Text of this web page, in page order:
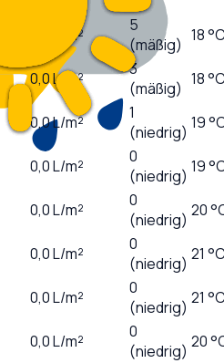
L/m²
5
(mäßig) 18
0,0L/m²
3
(mäßig) 18
0,0L/m²
1
(niedrig) 19
0,0L/m²
0
(niedrig) 19
0,0L/m²
0
(niedrig) 20
0,0L/m²
0
(niedrig) 21
0,0L/m²
0
(niedrig) 21
0,0L/m²
0
(niedrig) 20